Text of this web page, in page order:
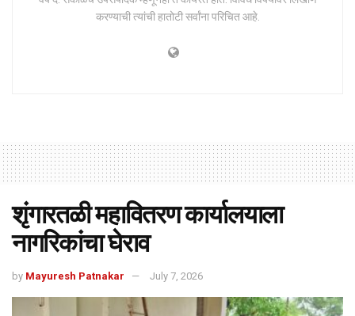
करण्याची त्यांची हातोटी सर्वांना परिचित आहे.
शृंगारतळी महावितरण कार्यालयाला
नागरिकांचा घेराव
by Mayuresh Patnakar July 7, 2026